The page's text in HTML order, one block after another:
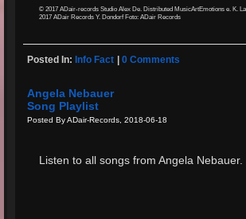
© 2017 ADair-records Studio Alex De. Distributed MusicArtEmotions e. K.
2017 ADair Records Y. Dondorf Foto: ADair Records
Posted In: Info Fact |0 Comments
Angela Nebauer
Song Playlist
Posted By ADair-Records, 2018-06-18
Listen to all songs from Angela Nebauer.